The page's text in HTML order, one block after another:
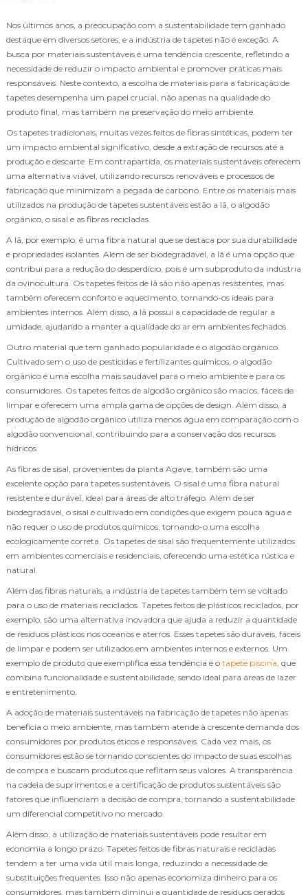
Nos últimos anos, a preocupação com a sustentabilidade tem ganhado
destaque em diversos setores, e a indústria de tapetes não é exceção. A
busca por materiais sustentáveis é uma tendência crescente, refletindo a
necessidade de reduzir o impacto ambiental e promover práticas mais
responsáveis. Neste contexto, a escolha de materiais para a fabricação de
tapetes desempenha um papel crucial, não apenas na qualidade do
produto final, mas também na preservação do meio ambiente.
Os tapetes tradicionais, muitas vezes feitos de fibras sintéticas, podem ter
um impacto ambiental significativo, desde a extração de recursos até a
produção e descarte. Em contrapartida, os materiais sustentáveis oferecem
uma alternativa viável, utilizando recursos renováveis e processos de
fabricação que minimizam a pegada de carbono. Entre os materiais mais
utilizados na produção de tapetes sustentáveis estão a lã, o algodão
orgânico, o sisal e as fibras recicladas.
A lã, por exemplo, é uma fibra natural que se destaca por sua durabilidade
e propriedades isolantes. Além de ser biodegradável, a lã é uma opção que
contribui para a redução do desperdício, pois é um subproduto da indústria
da ovinocultura. Os tapetes feitos de lã são não apenas resistentes, mas
também oferecem conforto e aquecimento, tornando-os ideais para
ambientes internos. Além disso, a lã possui a capacidade de regular a
umidade, ajudando a manter a qualidade do ar em ambientes fechados.
Outro material que tem ganhado popularidade é o algodão orgânico.
Cultivado sem o uso de pesticidas e fertilizantes químicos, o algodão
orgânico é uma escolha mais saudável para o meio ambiente e para os
consumidores. Os tapetes feitos de algodão orgânico são macios, fáceis de
limpar e oferecem uma ampla gama de opções de design. Além disso, a
produção de algodão orgânico utiliza menos água em comparação com o
algodão convencional, contribuindo para a conservação dos recursos
hídricos.
As fibras de sisal, provenientes da planta Agave, também são uma
excelente opção para tapetes sustentáveis. O sisal é uma fibra natural
resistente e durável, ideal para áreas de alto tráfego. Além de ser
biodegradável, o sisal é cultivado em condições que exigem pouca água e
não requer o uso de produtos químicos, tornando-o uma escolha
ecologicamente correta. Os tapetes de sisal são frequentemente utilizados
em ambientes comerciais e residenciais, oferecendo uma estética rústica e
natural.
Além das fibras naturais, a indústria de tapetes também tem se voltado
para o uso de materiais reciclados. Tapetes feitos de plásticos reciclados, por
exemplo, são uma alternativa inovadora que ajuda a reduzir a quantidade
de resíduos plásticos nos oceanos e aterros. Esses tapetes são duráveis, fáceis
de limpar e podem ser utilizados em ambientes internos e externos. Um
exemplo de produto que exemplifica essa tendência é o tapete piscina , que
combina funcionalidade e sustentabilidade, sendo ideal para áreas de lazer
e entretenimento.
A adoção de materiais sustentáveis na fabricação de tapetes não apenas
beneficia o meio ambiente, mas também atende à crescente demanda dos
consumidores por produtos éticos e responsáveis. Cada vez mais, os
consumidores estão se tornando conscientes do impacto de suas escolhas
de compra e buscam produtos que reflitam seus valores. A transparência
na cadeia de suprimentos e a certificação de produtos sustentáveis são
fatores que influenciam a decisão de compra, tornando a sustentabilidade
um diferencial competitivo no mercado.
Além disso, a utilização de materiais sustentáveis pode resultar em
economia a longo prazo. Tapetes feitos de fibras naturais e recicladas
tendem a ter uma vida útil mais longa, reduzindo a necessidade de
substituições frequentes. Isso não apenas economiza dinheiro para os
consumidores, mas também diminui a quantidade de resíduos gerados